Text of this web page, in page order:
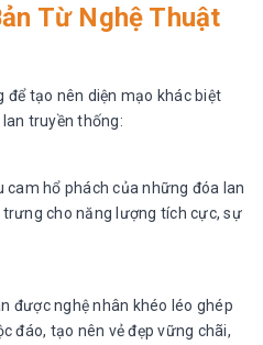
Từ Nghệ Thuật
để tạo nên diện mạo khác biệt
truyền thống:
cam hổ phách của những đóa lan
cho năng lượng tích cực, sự
được nghệ nhân khéo léo ghép
đáo, tạo nên vẻ đẹp vững chãi,